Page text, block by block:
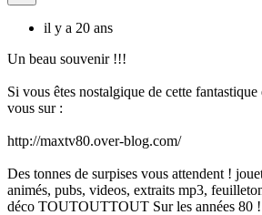
il y a 20 ans
Un beau souvenir !!!
Si vous êtes nostalgique de cette
vous sur :
http://maxtv80.over-blog.com/
Des tonnes de surpises vous attendent !
animés, pubs, videos, extraits mp3,
déco TOUTOUTTOUT Sur les années 80